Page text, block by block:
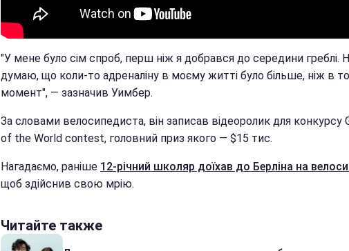
"У мене було сім спроб, перш ніж я добрався до середини греблі.
думаю, що коли-то адреналіну в моєму житті було більше, ніж в
момент", — зазначив Уимбер.
За словами велосипедиста, він записав відеоролик для конкурсу
of the World contest, головний приз якого — $15 тис.
Нагадаємо, раніше 12-річний школяр доїхав до Берліна на
щоб здійснив свою мрію.
Читайте также